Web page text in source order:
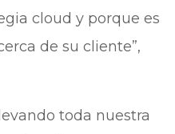
cloud y porque es
de su cliente”,
toda nuestra